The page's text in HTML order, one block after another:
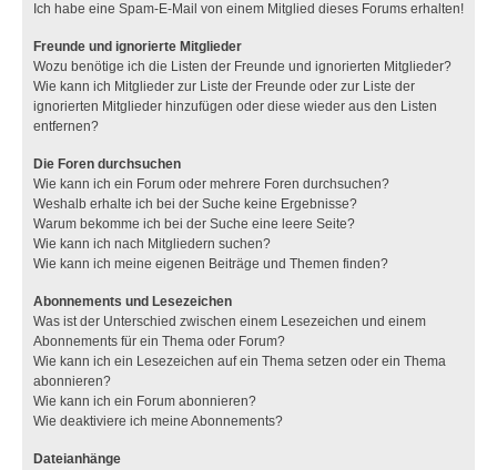
Ich habe eine Spam-E-Mail von einem Mitglied dieses Forums erhalten!
Freunde und ignorierte Mitglieder
Wozu benötige ich die Listen der Freunde und ignorierten Mitglieder?
Wie kann ich Mitglieder zur Liste der Freunde oder zur Liste der
ignorierten Mitglieder hinzufügen oder diese wieder aus den Listen
entfernen?
Die Foren durchsuchen
Wie kann ich ein Forum oder mehrere Foren durchsuchen?
Weshalb erhalte ich bei der Suche keine Ergebnisse?
Warum bekomme ich bei der Suche eine leere Seite?
Wie kann ich nach Mitgliedern suchen?
Wie kann ich meine eigenen Beiträge und Themen finden?
Abonnements und Lesezeichen
Was ist der Unterschied zwischen einem Lesezeichen und einem
Abonnements für ein Thema oder Forum?
Wie kann ich ein Lesezeichen auf ein Thema setzen oder ein Thema
abonnieren?
Wie kann ich ein Forum abonnieren?
Wie deaktiviere ich meine Abonnements?
Dateianhänge